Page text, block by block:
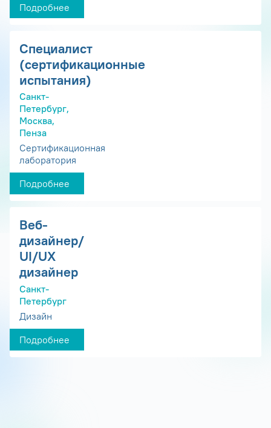
Подробнее
Специалист
(сертификационные
испытания)
Санкт-
Петербург,
Москва,
Пенза
Сертификационная
лаборатория
Подробнее
Веб-
дизайнер/
UI/UX
дизайнер
Санкт-
Петербург
Дизайн
Подробнее